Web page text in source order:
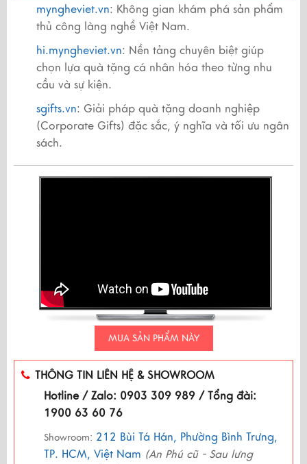
myngheviet.vn: Không gian khám phá sản phẩm
thủ công làng nghề Việt Nam.
hi.myngheviet.vn: Nền tảng chuyên biệt giúp
chọn lựa quà tặng cá nhân hóa theo từng nhu
cầu và sự kiện.
sgifts.vn: Giải pháp quà tặng doanh nghiệp
(Corporate Gifts) đặc sắc, ý nghĩa và tối ưu ngân
sách.
MUA SẢN PHẨM NÀY
THÔNG TIN LIÊN HỆ & SHOWROOM
Hotline / Zalo: 0903 309 989 / Tổng đài:
1900 63 60 76
Showroom: 212 Bùi Tá Hán, Phường Bình Trưng,
TP. HCM, Việt Nam (An Phú cũ - Sau lưng